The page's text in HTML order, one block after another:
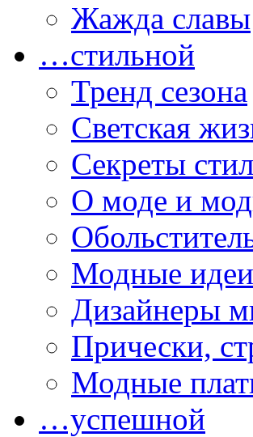
Жажда славы
…стильной
Тренд сезона
Светская
Секреты
О моде и
Модные
Дизайнеры
Прически,
Модные
…успешной